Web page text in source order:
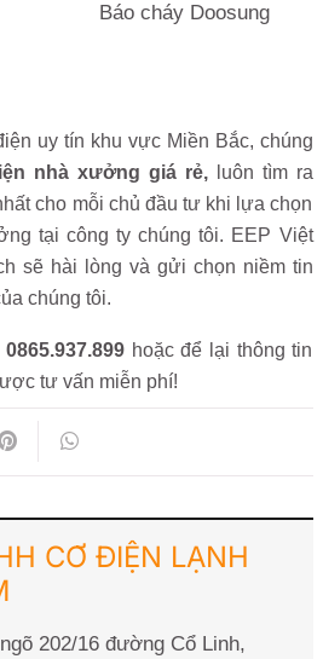
Báo cháy Doosung
uy tín khu vực Miền Bắc, chúng
nhà xưởng giá rẻ,luôn tìm ra
cho mỗi chủ đầu tư khi lựa chọn
tại công ty chúng tôi. EEP Việt
sẽ hài lòng và gửi chọn niềm tin
chúng tôi.
0865.937.899 hoặc để lại thông tin
tư vấn miễn phí!
CƠ ĐIỆN LẠNH
202/16 đường Cổ Linh,